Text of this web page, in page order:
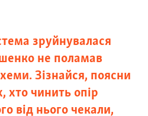
зруйнувалася
не поламав
Зізнайся, поясни
хто чинить опір
від нього чекали,